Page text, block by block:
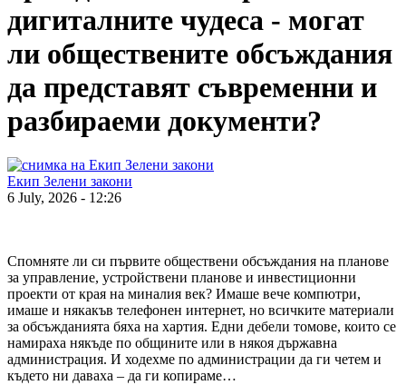
дигиталните чудеса - могат
ли обществените обсъждания
да представят съвременни и
разбираеми документи?
Екип Зелени закони
6 July, 2026 - 12:26
Спомняте ли си първите обществени обсъждания на планове
за управление, устройствени планове и инвестиционни
проекти от края на миналия век? Имаше вече компютри,
имаше и някакъв телефонен интернет, но всичките материали
за обсъжданията бяха на хартия. Едни дебели томове, които се
намираха някъде по общините или в някоя държавна
администрация. И ходехме по администрации да ги четем и
където ни даваха – да ги копираме…